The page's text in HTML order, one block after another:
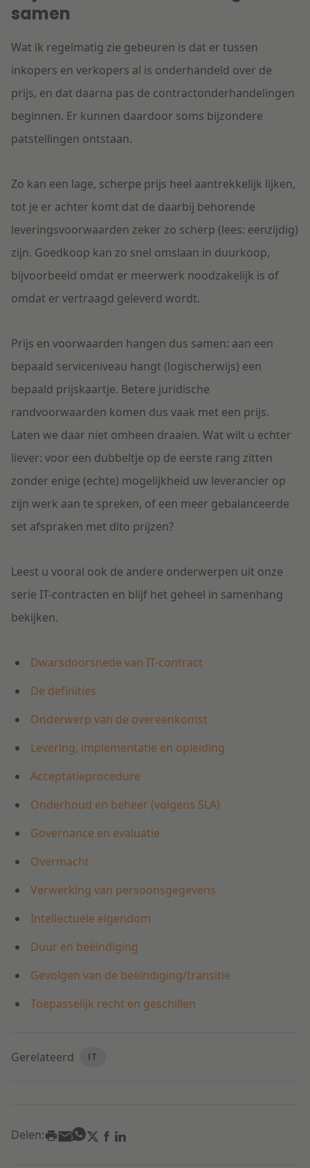
samen
Wat ik regelmatig zie gebeuren is dat er tussen
inkopers en verkopers al is onderhandeld over de
prijs, en dat daarna pas de contractonderhandelingen
beginnen. Er kunnen daardoor soms bijzondere
patstellingen ontstaan.
Zo kan een lage, scherpe prijs heel aantrekkelijk lijken,
tot je er achter komt dat de daarbij behorende
leveringsvoorwaarden zeker zo scherp (lees: eenzijdig)
zijn. Goedkoop kan zo snel omslaan in duurkoop,
bijvoorbeeld omdat er meerwerk noodzakelijk is of
omdat er vertraagd geleverd wordt.
Prijs en voorwaarden hangen dus samen: aan een
bepaald serviceniveau hangt (logischerwijs) een
bepaald prijskaartje. Betere juridische
randvoorwaarden komen dus vaak met een prijs.
Laten we daar niet omheen draaien. Wat wilt u echter
liever: voor een dubbeltje op de eerste rang zitten
zonder enige (echte) mogelijkheid uw leverancier op
zijn werk aan te spreken, of een meer gebalanceerde
set afspraken met dito prijzen?
Leest u vooral ook de andere onderwerpen uit onze
serie IT-contracten en blijf het geheel in samenhang
bekijken.
Dwarsdoorsnede van IT-contract
De definities
Onderwerp van de overeenkomst
Levering, implementatie en opleiding
Acceptatieprocedure
Onderhoud en beheer (volgens SLA)
Governance en evaluatie
Overmacht
Verwerking van persoonsgegevens
Intellectuele eigendom
Duur en beëindiging
Gevolgen van de beëindiging/transitie
Toepasselijk recht en geschillen
Gerelateerd IT
Delen: